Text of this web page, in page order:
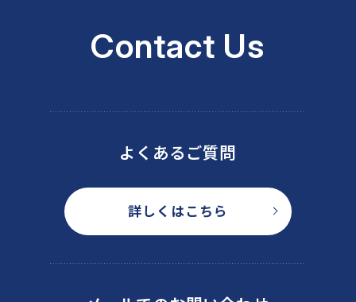
Contact Us
よくあるご質問
詳しくはこちら